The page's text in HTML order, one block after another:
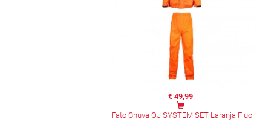
€ 49,99
Fato Chuva OJ SYSTEM SET Laranja Fluo